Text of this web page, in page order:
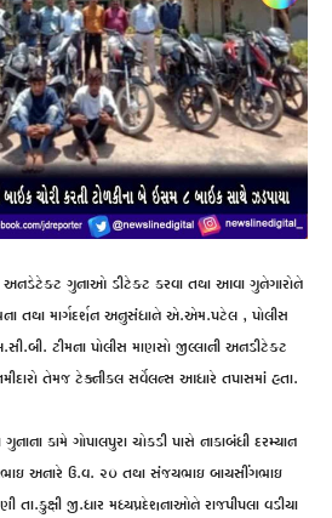
અનડેટેક્ટ ગુનાઓ ડીટેક્ટ કરવા તથા આવા ગુનેગારોને
તથા માર્ગદર્શન અનુસંધાને એ.એમ.પટેલ , પોલીસ
ટીમના પોલીસ માણસો જીલ્લાની અનડીટેક્ટ
તેમજ ટેક્નીકલ સર્વેલન્સ આધારે તપાસમાં હતા.
કામે ગોપાલપુરા ચોકડી પાસે નાકાબંધી દરમ્યાન
અનારે ઉ.વ. ૨૦ તથા સંજયભાઇ બાયસીંગભાઇ
જી.ધાર મધ્યપ્રદેશનાઓને રાજપીપલા વડીયા